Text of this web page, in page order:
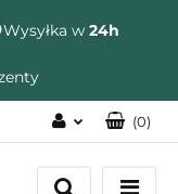
Wysyłka w 24h
Zaloguj się
(0)